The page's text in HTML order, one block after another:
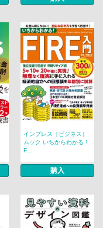
インプレス［ビジネス］
ムック いちからわかる！
F...
購入